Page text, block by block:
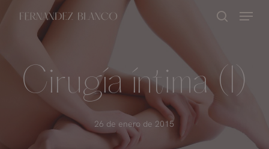
content
Menu
Cirugía íntima (I)
26 de enero de 2015